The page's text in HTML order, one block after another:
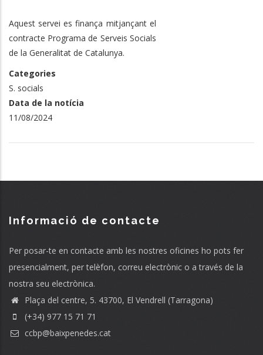
Aquest servei es finança mitjançant el
contracte Programa de Serveis Socials
de la Generalitat de Catalunya.
Categories
S. socials
Data de la notícia
11/08/2024
Informació de contacte
Per posar-te en contacte amb les nostres oficines ho pots fer
presencialment, per telèfon, correu electrònic o a través de la
nostra seu electrònica.
Plaça del centre, 5. 43700, El Vendrell (Tarragona)
(+34) 977 15 71 71
ccbp@baixpenedes.cat